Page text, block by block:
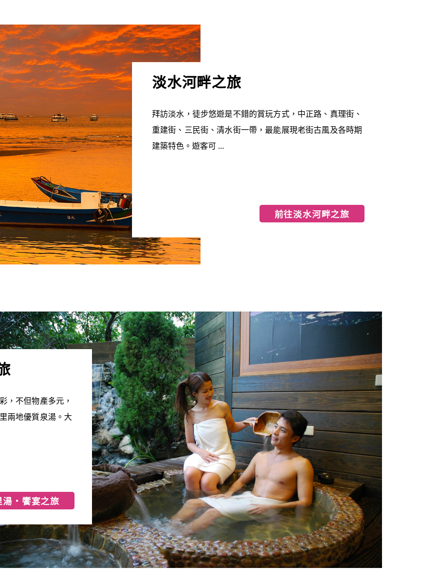
淡水河畔之旅
拜訪淡水，徒步悠遊是不錯的賞玩方式，中正路、真理街、
重建街、三民街、清水街一帶，最能展現老街古風及各時期
建築特色。遊客可 ...
前往淡水河畔之旅
，不但物產多元，
兩地優質泉湯。大
湯‧饗宴之旅